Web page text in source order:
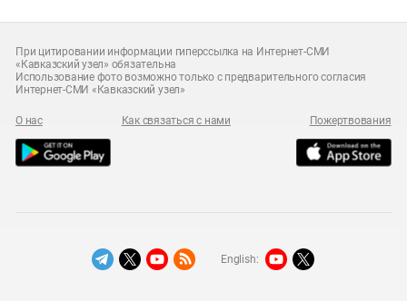
При цитировании информации гиперссылка на Интернет-СМИ
«Кавказский узел» обязательна
Использование фото возможно только с предварительного согласия
Интернет-СМИ «Кавказский узел»
О нас Как связаться с нами Пожертвования
English: